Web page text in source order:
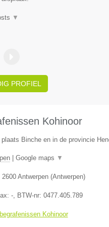
▼
PROFIEL
Kohinoor
Binche en in de provincie
| Google maps ▼
2600 Antwerpen(Antwerpen)
-, BTW-nr: 0477.405.789
Kohinoor